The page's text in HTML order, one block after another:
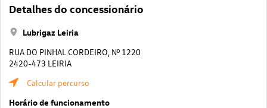
Detalhes do concessionário
Lubrigaz Leiria
RUA DO PINHAL CORDEIRO, Nº 1220
2420-473 LEIRIA
Calcular percurso
Horário de funcionamento